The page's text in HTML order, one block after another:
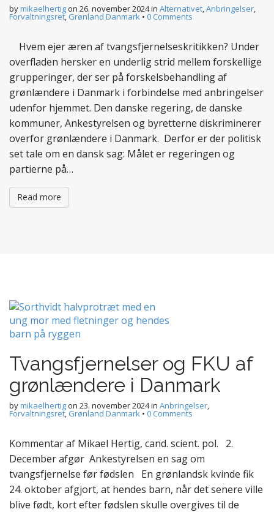
bymikaelhertigon 26. november 2024in Alternativet,Anbringelser,
Forvaltningsret, Grønland Danmark • 0 Comments
Hvem ejer æren af tvangsfjernelseskritikken? Under
overfladen hersker en underlig strid mellem forskellige
grupperinger, der ser på forskelsbehandling af
grønlændere i Danmark i forbindelse med anbringelser
udenfor hjemmet. Den danske regering, de danske
kommuner, Ankestyrelsen og byretterne diskriminerer
overfor grønlændere i Danmark. Derfor er der politisk
set tale om en dansk sag: Målet er regeringen og
partierne på…
Read more
Tvangsfjernelser og FKU af
grønlændere i Danmark
bymikaelhertigon 23. november 2024in Anbringelser,
Forvaltningsret, Grønland Danmark • 0 Comments
Kommentar af Mikael Hertig, cand. scient. pol. 2.
December afgør Ankestyrelsen en sag om
tvangsfjernelse før fødslen En grønlandsk kvinde fik
24. oktober afgjort, at hendes barn, når det senere ville
blive født, kort efter fødslen skulle overgives til de